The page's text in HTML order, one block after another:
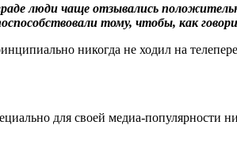
люди чаще отзывались
тому, чтобы, как
никогда не ходил на
для своей медиа-популярности